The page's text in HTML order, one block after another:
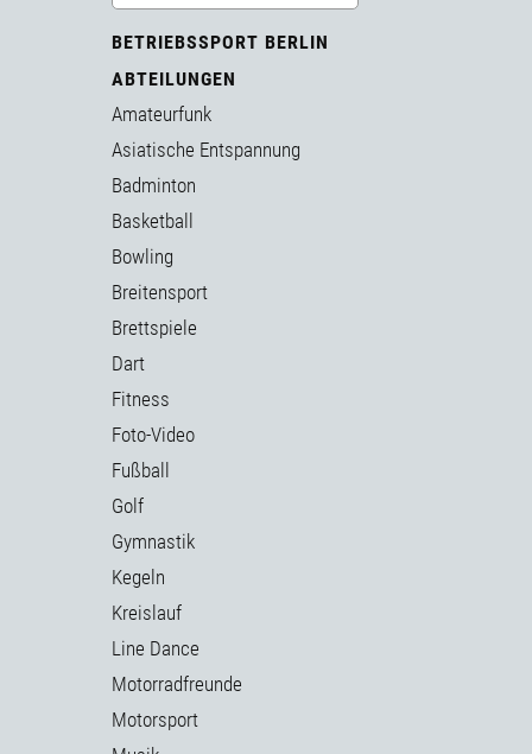
BETRIEBSSPORT BERLIN
ABTEILUNGEN
Amateurfunk
Asiatische Entspannung
Badminton
Basketball
Bowling
Breitensport
Brettspiele
Dart
Fitness
Foto-Video
Fußball
Golf
Gymnastik
Kegeln
Kreislauf
Line Dance
Motorradfreunde
Motorsport